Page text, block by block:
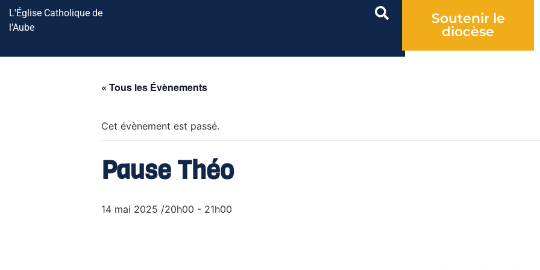
L'Église Catholique de
l'Aube
Soutenir le
diocèse
« Tous les Évènements
Cet évènement est passé.
Pause Théo
14 mai 2025 /20h00 - 21h00